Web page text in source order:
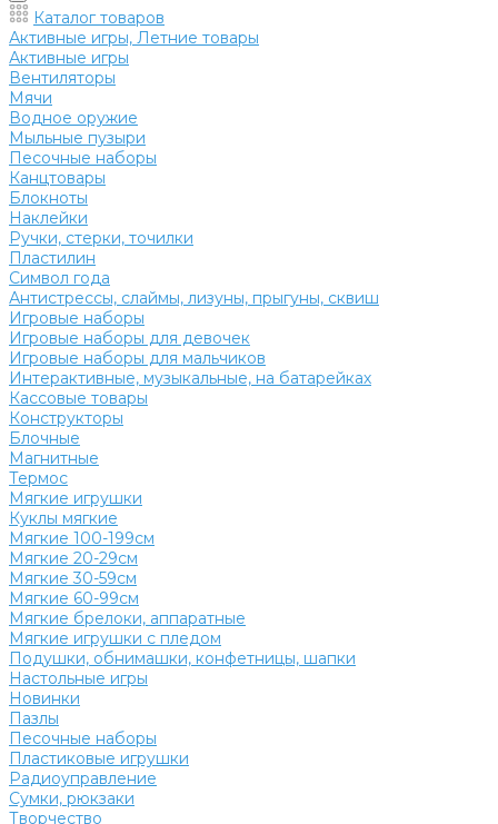
Каталог товаров
Активные игры, Летние товары
Активные игры
Вентиляторы
Мячи
Водное оружие
Мыльные пузыри
Песочные наборы
Канцтовары
Блокноты
Наклейки
Ручки, стерки, точилки
Пластилин
Символ года
Антистрессы, слаймы, лизуны, прыгуны, сквиш
Игровые наборы
Игровые наборы для девочек
Игровые наборы для мальчиков
Интерактивные, музыкальные, на батарейках
Кассовые товары
Конструкторы
Блочные
Магнитные
Термос
Мягкие игрушки
Куклы мягкие
Мягкие 100-199см
Мягкие 20-29см
Мягкие 30-59см
Мягкие 60-99см
Мягкие брелоки, аппаратные
Мягкие игрушки с пледом
Подушки, обнимашки, конфетницы, шапки
Настольные игры
Новинки
Пазлы
Песочные наборы
Пластиковые игрушки
Радиоуправление
Сумки, рюкзаки
Творчество